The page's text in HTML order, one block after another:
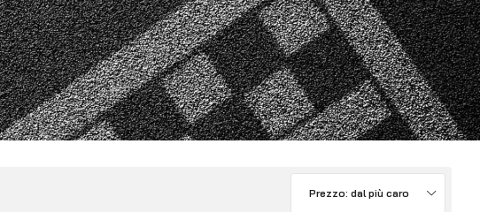
Prezzo: dal più caro